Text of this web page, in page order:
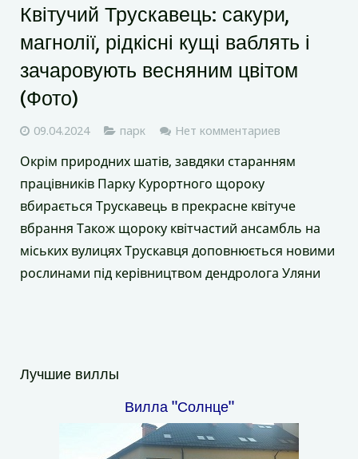
Квітучий Трускавець: сакури,
магнолії, рідкісні кущі ваблять і
зачаровують весняним цвітом
(Фото)
09.04.2024 парк Нет комментариев
Окрім природних шатів, завдяки старанням
працівників Парку Курортного щороку
вбирається Трускавець в прекрасне квітуче
вбрання Також щороку квітчастий ансамбль на
міських вулицях Трускавця доповнюється новими
рослинами під керівництвом дендролога Уляни
Лучшие виллы
Вилла "Солнце"